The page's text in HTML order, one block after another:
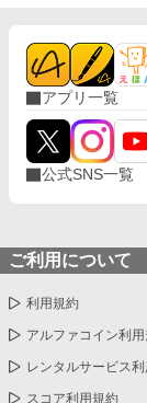
アプリ一覧
公式SNS一覧
ご利用について
利用規約
アルファコイン利用
レンタルサービス
スコア利用規約